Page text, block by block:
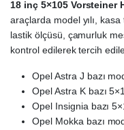
18 inç 5×105 Vorsteiner
araçlarda model yılı,
lastik ölçüsü, çamurluk
kontrol edilerek tercih
Opel Astra J bazı
Opel Astra K bazı
Opel Insignia bazı
Opel Mokka bazı